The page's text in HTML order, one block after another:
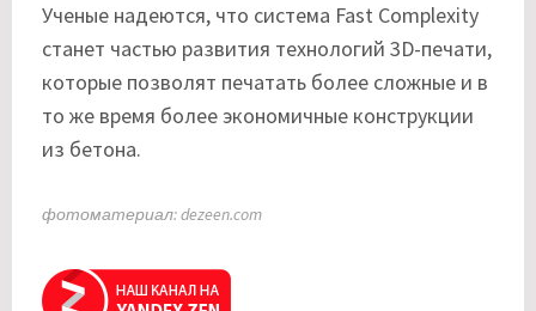
Ученые надеются, что система Fast Complexity
станет частью развития технологий 3D-печати,
которые позволят печатать более сложные и в
то же время более экономичные конструкции
из бетона.
фотоматериал: dezeen.com